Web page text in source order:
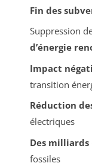
Fin des
Suppression
d’énergie
Impact
transition
Réduction
électriques
Des milliards
fossiles